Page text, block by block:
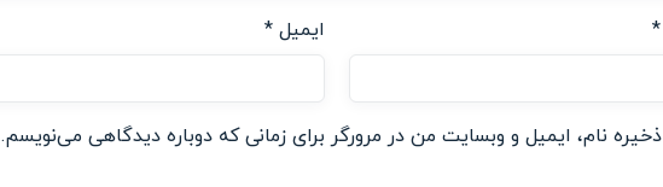
* ایمیل*
ذخیره نام، ایمیل و وبسایت من در مرورگر برای زمانی که دوباره دیدگاهی می‌نویسم.